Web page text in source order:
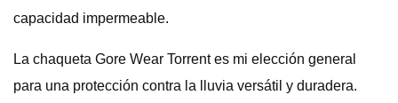
capacidad impermeable.
La chaqueta Gore Wear Torrent es mi elección general
para una protección contra la lluvia versátil y duradera.